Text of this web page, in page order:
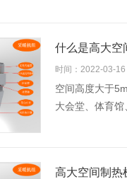
什么是高大空
时间：2022-03-16
空间高度大于
大会堂、体育馆
高大空间制热